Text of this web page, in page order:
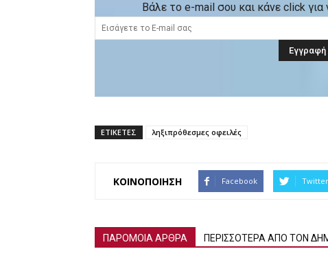
Βάλε το e-mail σου και κάνε click
ΕΤΙΚΕΤΕΣ ληξιπρόθεσμες οφειλές
ΚΟΙΝΟΠΟΙΗΣΗ Facebook Twitter
ΠΑΡΟΜΟΙΑ ΑΡΘΡΑ ΠΕΡΙΣΣΟΤΕΡΑ ΑΠΟ ΤΟΝ